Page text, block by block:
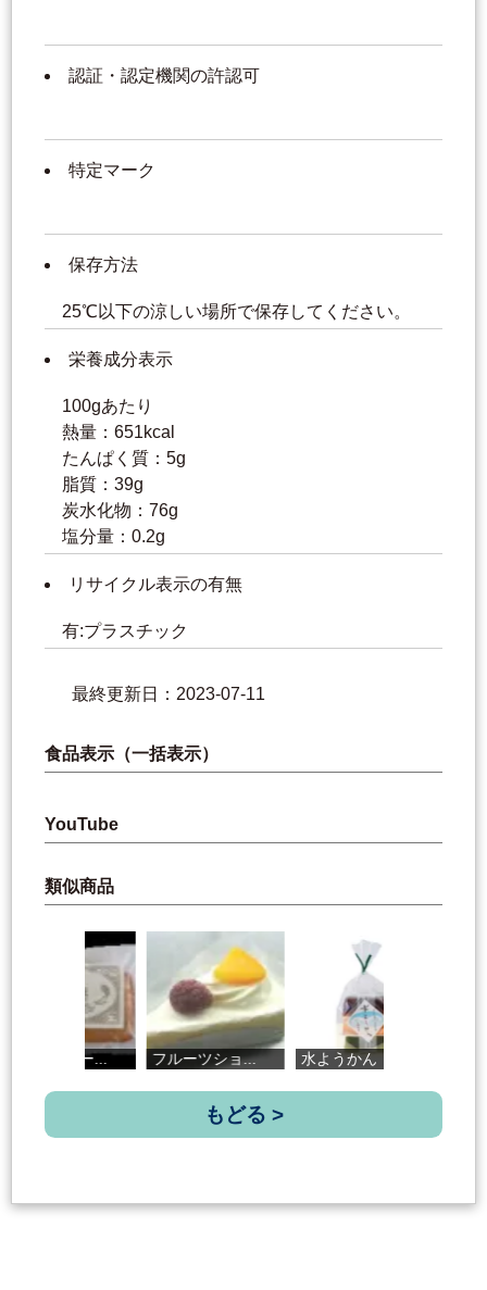
認証・認定機関の許認可
特定マーク
保存方法
25℃以下の涼しい場所で保存してください。
栄養成分表示
100gあたり
熱量：651kcal
たんぱく質：5g
脂質：39g
炭水化物：76g
塩分量：0.2g
リサイクル表示の有無
有:プラスチック
最終更新日：2023-07-11
食品表示（一括表示）
YouTube
類似商品
フルーツショ... 水ようかん ゆずたま焼き
もどる >